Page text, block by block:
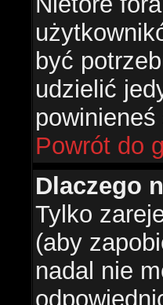
być
udzielić
Powrót do
Dlaczego
Tylko
(aby
nadal nie